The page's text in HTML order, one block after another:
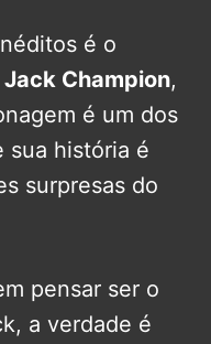
é o
Jack Champion,
é um dos
sua história é
surpresas do
pensar ser o
a verdade é